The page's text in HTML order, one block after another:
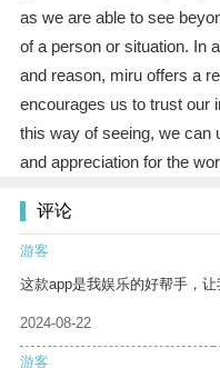
as we are able to see
of a person or situation. In
and reason, miru offers a
encourages us to trust our
this way of seeing, we can
and appreciation for the
评论
游客
这款app是我娱乐的好帮手，
2024-08-22
游客